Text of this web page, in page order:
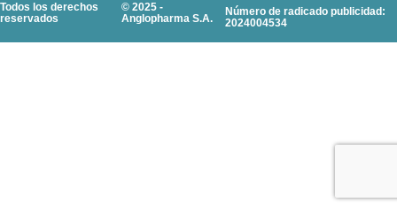
Todos los derechos
reservados
© 2025 -
Anglopharma S.A.
Número de radicado publicidad:
2024004534